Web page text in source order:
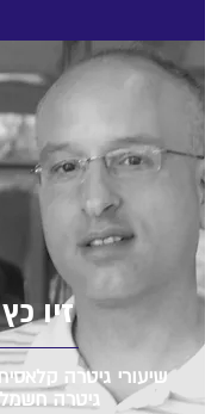
זיו כץ
שיעורי גיטרה
גיטרה